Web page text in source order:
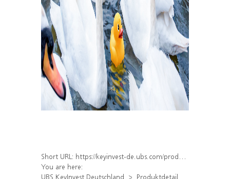
Short URL: https://keyinvest-de.ubs.com/produkt/detail/index/isin/DE000WA6Z4Q1
You are here:
UBS KeyInvest Deutschland
Produktdetail